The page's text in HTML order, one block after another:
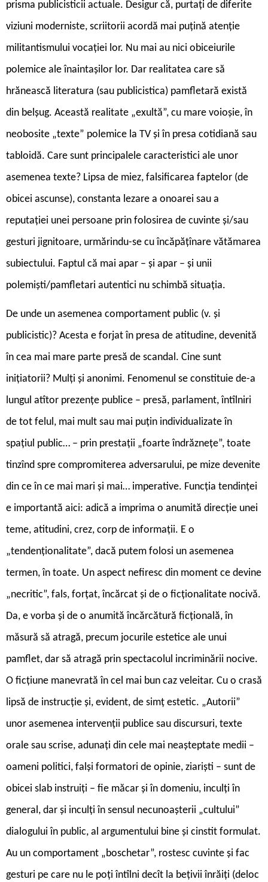
prisma publicisticii actuale. Desigur că, purtați de diferite
viziuni moderniste, scriitorii acordă mai puțină atenție
militantismului vocației lor. Nu mai au nici obiceiurile
polemice ale înaintașilor lor. Dar realitatea care să
hrănească literatura (sau publicistica) pamfletară există
din belșug. Această realitate „exultă”, cu mare voioșie, în
neobosite „texte” polemice la TV și în presa cotidiană sau
tabloidă. Care sunt principalele caracteristici ale unor
asemenea texte? Lipsa de miez, falsificarea faptelor (de
obicei ascunse), constanta lezare a onoarei sau a
reputației unei persoane prin folosirea de cuvinte și/sau
gesturi jignitoare, urmărindu-se cu încăpățînare vătămarea
subiectului. Faptul că mai apar – și apar – și unii
polemiști/pamfletari autentici nu schimbă situația.
De unde un asemenea comportament public (v. și
publicistic)? Acesta e forjat în presa de atitudine, devenită
în cea mai mare parte presă de scandal. Cine sunt
inițiatorii? Mulți și anonimi. Fenomenul se constituie de-a
lungul atîtor prezențe publice – presă, parlament, întîlniri
de tot felul, mai mult sau mai puțin individualizate în
spațiul public… – prin prestații „foarte îndrăznețe”, toate
tinzînd spre compromiterea adversarului, pe mize devenite
din ce în ce mai mari și mai… imperative. Funcția tendinței
e importantă aici: adică a imprima o anumită direcție unei
teme, atitudini, crez, corp de informații. E o
„tendenționalitate”, dacă putem folosi un asemenea
termen, în toate. Un aspect nefiresc din moment ce devine
„necritic”, fals, forțat, încărcat și de o ficționalitate nocivă.
Da, e vorba și de o anumită încărcătură ficțională, în
măsură să atragă, precum jocurile estetice ale unui
pamflet, dar să atragă prin spectacolul incriminării nocive.
O ficțiune manevrată în cel mai bun caz veleitar. Cu o crasă
lipsă de instrucție și, evident, de simț estetic. „Autorii”
unor asemenea intervenții publice sau discursuri, texte
orale sau scrise, adunați din cele mai neașteptate medii –
oameni politici, falși formatori de opinie, ziariști – sunt de
obicei slab instruiți – fie măcar și în domeniu, inculți în
general, dar și inculți în sensul necunoașterii „cultului”
dialogului în public, al argumentului bine și cinstit formulat.
Au un comportament „boschetar”, rostesc cuvinte și fac
gesturi pe care nu le poți întîlni decît la bețivii înrăiți (deloc